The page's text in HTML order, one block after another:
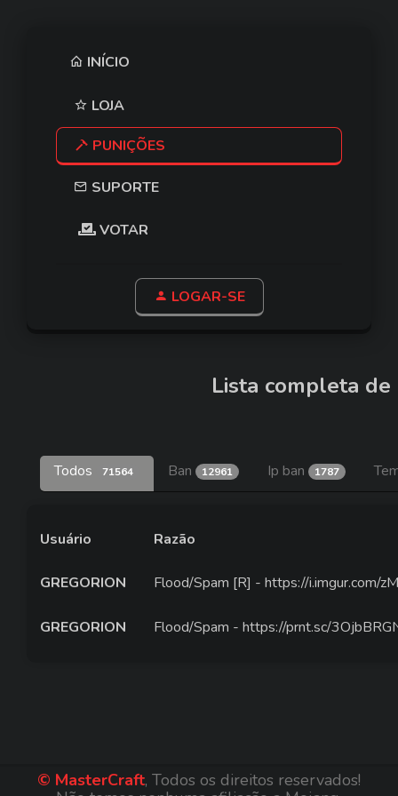
INÍCIO
LOJA
PUNIÇÕES
SUPORTE
VOTAR
LOGAR-SE
Lista completa
Todos 71564 Ban 12961 Ip ban 1787
Usuário Razão
GREGORION Flood/Spam [R] - https://i.imgur.com/
GREGORION Flood/Spam - https://prnt.sc/
© MasterCraft, Todos os direitos reservados!